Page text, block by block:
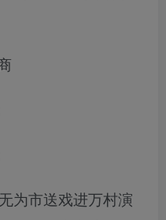
为市送戏进万村演